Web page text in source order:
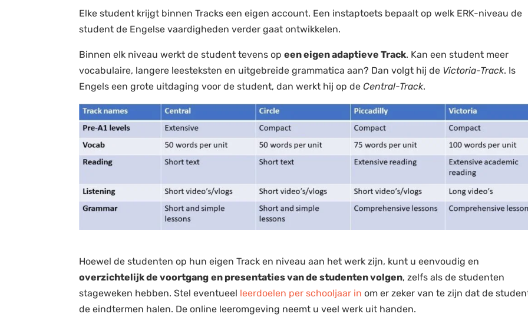
Elke student krijgt binnen Tracks een eigen account. Een instaptoets bepaalt op welk ERK-niveau de
student de Engelse vaardigheden verder gaat ontwikkelen.
Binnen elk niveau werkt de student tevens opeen eigen adaptieve Track. Kan een student meer
vocabulaire, langere leesteksten en uitgebreide grammatica aan? Dan volgt hij de Victoria-Track. Is
Engels een grote uitdaging voor de student, dan werkt hij op deCentral-Track.
Hoewel de studenten op hun eigen Track en niveau aan het werk zijn, kunt u eenvoudig en
overzichtelijk de voortgang en presentaties van de studenten volgen, zelfs als de studenten
stageweken hebben. Stel eventueel leerdoelen per schooljaar in om er zeker van te zijn dat de
de eindtermen halen. De online leeromgeving neemt u veel werk uit handen.